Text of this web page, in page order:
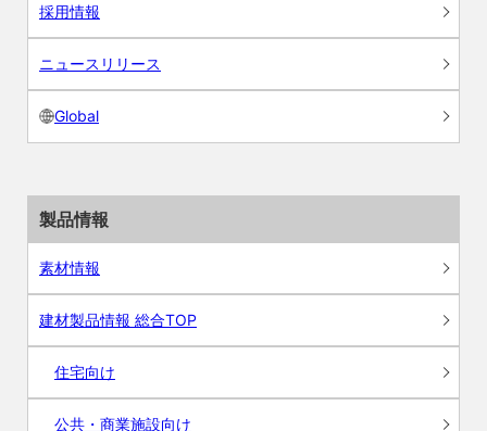
採用情報
ニュースリリース
Global
製品情報
素材情報
建材製品情報 総合TOP
住宅向け
公共・商業施設向け